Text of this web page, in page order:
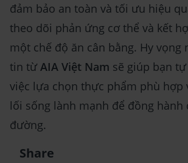
đảm bảo an toàn và tối ưu hiệu
theo dõi phản ứng cơ thể và kết
một chế độ ăn cân bằng. Hy vọng
tin từ AIA Việt Nam sẽ giúp bạn
việc lựa chọn thực phẩm phù hợp
lối sống lành mạnh để đồng hành
đường.
Share